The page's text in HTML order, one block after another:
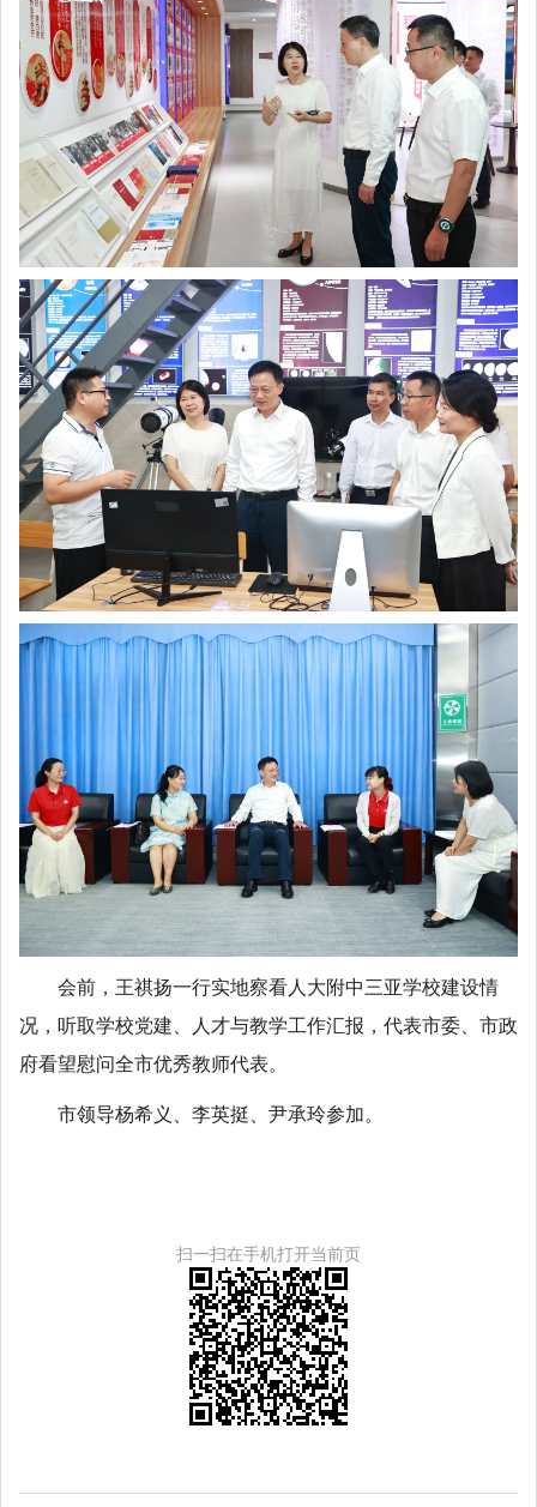
会前，王祺扬一行实地察看人大附中三亚学校建设情
况，听取学校党建、人才与教学工作汇报，代表市委、市政
府看望慰问全市优秀教师代表。
市领导杨希义、李英挺、尹承玲参加。
扫一扫在手机打开当前页